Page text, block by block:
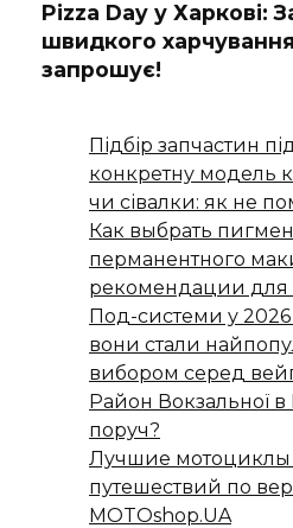
Pizza Day у Харкові:
швидкого харчування
запрошує!
Підбір запчастин
конкретну модель
чи сівалки: як не
Как выбрать
перманентного
рекомендации для
Под-системи у 2026
вони стали
вибором серед
Район Вокзальної в
поруч?
Лучшие мотоциклы
путешествий по
MOTOshop.UA